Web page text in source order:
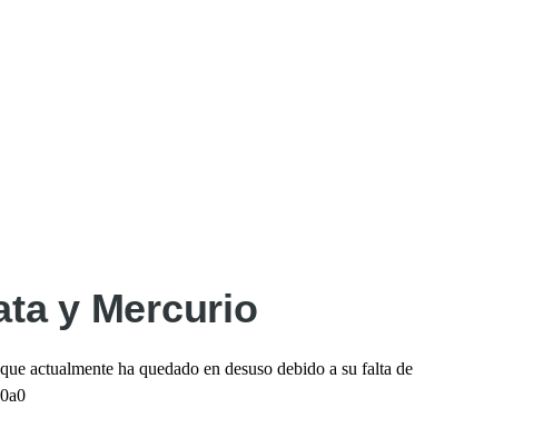
y Mercurio
actualmente ha quedado en desuso debido a su falta de